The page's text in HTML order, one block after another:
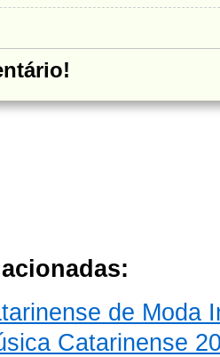
de Moda
Catarinense